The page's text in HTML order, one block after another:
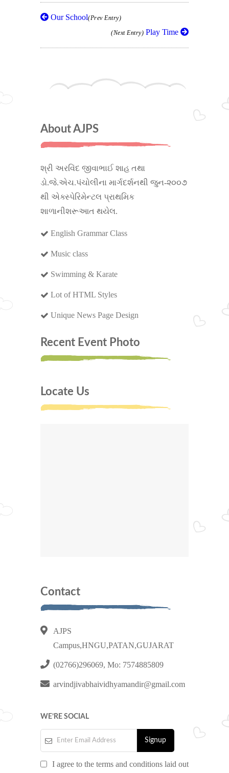
Our School(Prev Entry)
(Next Entry) Play Time
About AJPS
શ્રી અરવિંદ જીવાભાઈ શાહ તથા
ડો.જે.એચ.પંચોલીના માર્ગદર્શનથી જુન-૨૦૦૭
થી એક્સ્પેરિમેન્ટલ પ્રાથમિક
શાળાનીશરૂઆત થયેલ.
English Grammar Class
Music class
Swimming & Karate
Lot of HTML Styles
Unique News Page Design
Recent Event Photo
Locate Us
Contact
AJPS
Campus,HNGU,PATAN,GUJARAT
(02766)296069, Mo: 7574885809
arvindjivabhaividhyamandir@gmail.com
WE’RE SOCIAL
I agree to the terms and conditions laid out